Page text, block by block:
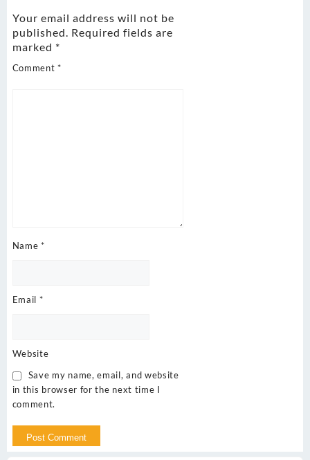
Your email address will not be
published. Required fields are
marked *
Comment*
Name *
Email *
Website
Save my name, email, and website
in this browser for the next time I
comment.